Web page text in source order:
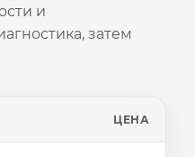
и
затем
ЦЕНА